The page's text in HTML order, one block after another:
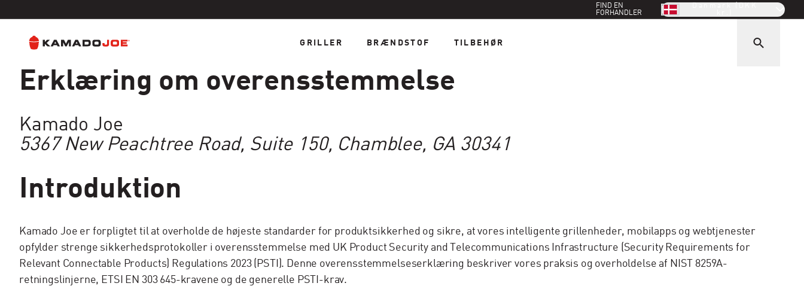
Gå til indhold
Politik for tilgængelighed
FIND EN
FORHANDLER
GRILLER BRÆNDSTOF TILBEHØR
Erklæring om overensstemmelse
Kamado Joe
5367 New Peachtree Road, Suite 150, Chamblee, GA 30341
Introduktion
Kamado Joe er forpligtet til at overholde de højeste standarder for produktsikkerhed og sikre, at vores intelligente grillenheder, mobilapps og webtjenester
opfylder strenge sikkerhedsprotokoller i overensstemmelse med UK Product Security and Telecommunications Infrastructure (Security Requirements for
Relevant Connectable Products) Regulations 2023 (PSTI). Denne overensstemmelseserklæring beskriver vores praksis og overholdelse af NIST 8259A-
retningslinjerne, ETSI EN 303 645-kravene og de generelle PSTI-krav.